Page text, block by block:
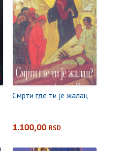
Смрти где ти је жалац
1.100,00 RSD